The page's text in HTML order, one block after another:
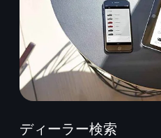
ディーラー検索